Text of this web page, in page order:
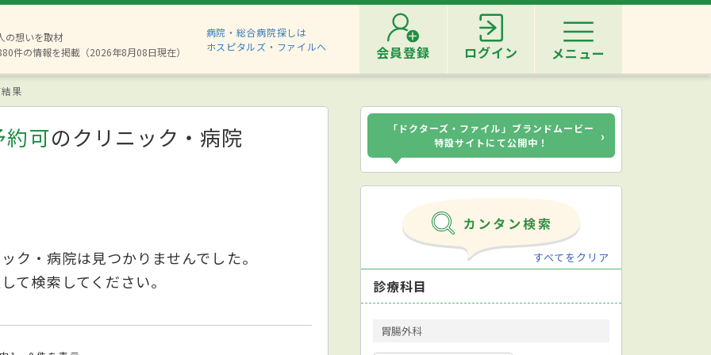
の想いを取材
件の情報を掲載（2026年8月08日現在）
病院・総合病院探しは
ホスピタルズ・ファイルへ
会員登録 ログイン メニュー
果
約可のクリニック・病院
ク・病院は見つかりませんでした。
て検索してください。
「ドクターズ・ファイル」ブランドムービー
特設サイトにて公開中！
›
すべてをクリア
診療科目
胃腸外科